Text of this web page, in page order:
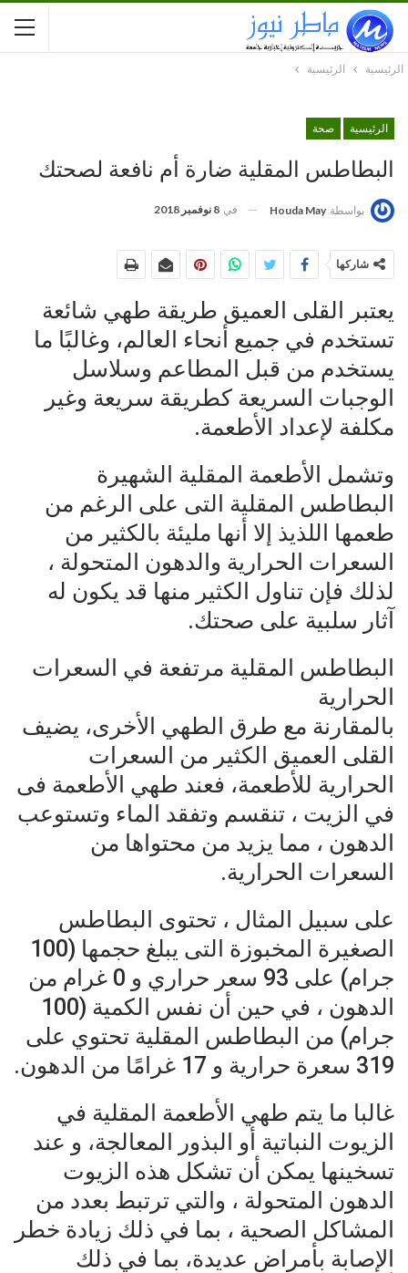
الرئيسية الرئيسية
الرئيسية صحة
البطاطس المقلية ضارة أم نافعة لصحتك
بواسطة Houda May في 8 نوفمبر 2018
شاركها
يعتبر القلى العميق طريقة طهي شائعة
تستخدم في جميع أنحاء العالم، وغالبًا ما
يستخدم من قبل المطاعم وسلاسل
الوجبات السريعة كطريقة سريعة وغير
مكلفة لإعداد الأطعمة.
وتشمل الأطعمة المقلية الشهيرة
البطاطس المقلية التى على الرغم من
طعمها اللذيذ إلا أنها مليئة بالكثير من
السعرات الحرارية والدهون المتحولة ،
لذلك فإن تناول الكثير منها قد يكون له
آثار سلبية على صحتك.
البطاطس المقلية مرتفعة في السعرات
الحرارية
بالمقارنة مع طرق الطهي الأخرى، يضيف
القلى العميق الكثير من السعرات
الحرارية للأطعمة، فعند طهي الأطعمة فى
في الزيت ، تنقسم وتفقد الماء وتستوعب
الدهون ، مما يزيد من محتواها من
السعرات الحرارية.
على سبيل المثال ، تحتوى البطاطس
الصغيرة المخبوزة التى يبلغ حجمها (100
جرام) على 93 سعر حراري و 0 غرام من
الدهون ، في حين أن نفس الكمية (100
جرام) من البطاطس المقلية تحتوي على
319 سعرة حرارية و 17 غرامًا من الدهون.
غالبا ما يتم طهي الأطعمة المقلية في
الزيوت النباتية أو البذور المعالجة، و عند
تسخينها يمكن أن تشكل هذه الزيوت
الدهون المتحولة ، والتي ترتبط بعدد من
المشاكل الصحية ، بما في ذلك زيادة خطر
الإصابة بأمراض عديدة، بما في ذلك